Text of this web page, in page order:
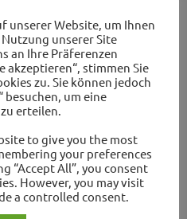
hier informieren. Wir
>>
Kooperation des
27.04.19 BCGAP
MOTORRAD,
unserer Website, um Ihnen
unserer Site
an Ihre Präferenzen
akzeptieren“, stimmen Sie
zu. Sie können jedoch
besuchen, um eine
erteilen.
to give you the most
your preferences
“Accept All”, you consent
However, you may visit
a controlled consent.